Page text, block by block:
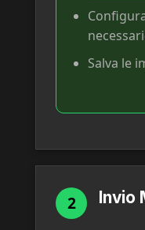
Salva le
2 Invio